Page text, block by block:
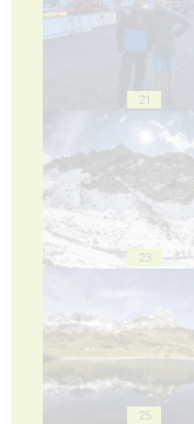
21
23
25